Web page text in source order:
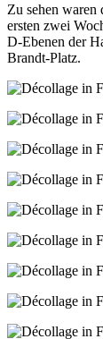
Zu sehen waren
ersten zwei
D-Ebenen der
Brandt-Platz.